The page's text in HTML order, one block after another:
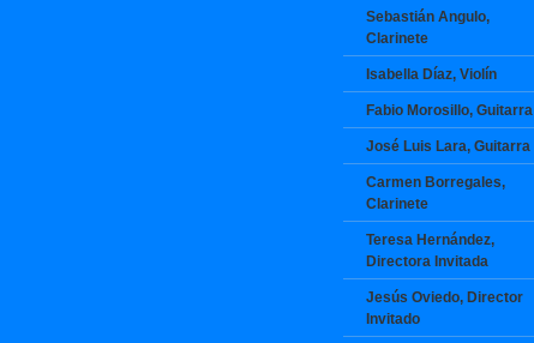
Sebastián Angulo,
Clarinete
Isabella Díaz, Violín
Fabio Morosillo, Guitarra
José Luis Lara, Guitarra
Carmen Borregales,
Clarinete
Teresa Hernández,
Directora Invitada
Jesús Oviedo, Director
Invitado